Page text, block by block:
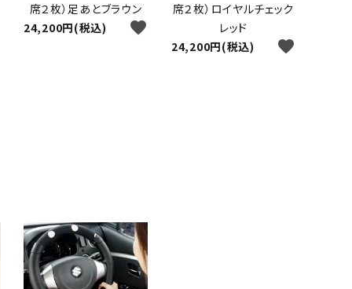
席２枚）足あとブラウン
24,200円(税込)
favorite
席２枚）ロイヤルチェック
レッド
24,200円(税込)
favorite